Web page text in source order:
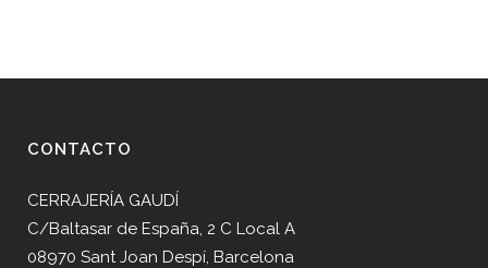
CONTACTO
CERRAJERÍA GAUDÍ
C/Baltasar de España, 2 C Local A
08970 Sant Joan Despí, Barcelona